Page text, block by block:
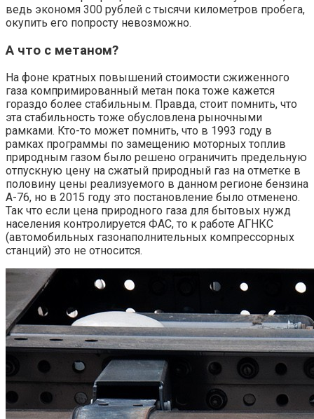
ведь экономя 300 рублей с тысячи километров пробега,
окупить его попросту невозможно.
А что с метаном?
На фоне кратных повышений стоимости сжиженного
газа компримированный метан пока тоже кажется
гораздо более стабильным. Правда, стоит помнить, что
эта стабильность тоже обусловлена рыночными
рамками. Кто-то может помнить, что в 1993 году в
рамках программы по замещению моторных топлив
природным газом было решено ограничить предельную
отпускную цену на сжатый природный газ на отметке в
половину цены реализуемого в данном регионе бензина
А-76, но в 2015 году это постановление было отменено.
Так что если цена природного газа для бытовых нужд
населения контролируется ФАС, то к работе АГНКС
(автомобильных газонаполнительных компрессорных
станций) это не относится.